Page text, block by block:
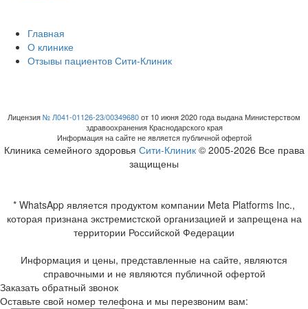
Главная
О клинике
Отзывы пациентов Сити-Клиник
Лицензия№ Л041-01126-23/00349680от 10 июня 2020 года выдана Министерством
здравоохранения Краснодарского края
Информация на сайте не является публичной офертой
Клиника семейного здоровья Сити-Клиник© 2005-2026 Все права
защищены
* WhatsApp является продуктом компании Meta Platforms Inc.,
которая признана экстремистской организацией и запрещена на
территории Российской Федерации
Информация и цены, представленные на сайте, являются
справочными и не являются публичной офертой
Заказать обратный звонок
Оставьте свой номер телефона и мы перезвоним вам: